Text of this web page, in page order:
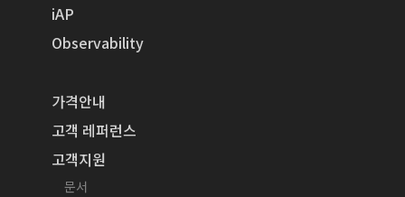
iAP
Observability
가격안내
고객 레퍼런스
고객지원
문서